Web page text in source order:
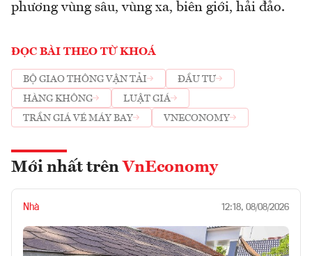
phương vùng sâu, vùng xa, biên giới, hải đảo.
ĐỌC BÀI THEO TỪ KHOÁ
BỘ GIAO THÔNG VẬN TẢI
ĐẦU TƯ
HÀNG KHÔNG
LUẬT GIÁ
TRẦN GIÁ VÉ MÁY BAY
VNECONOMY
Mới nhất trên VnEconomy
Nhà 12:18, 08/08/2026